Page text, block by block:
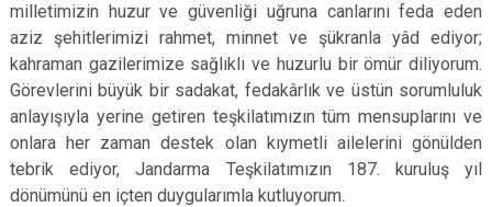
milletimizin huzur ve güvenliği uğruna canlarını feda eden
aziz şehitlerimizi rahmet, minnet ve şükranla yâd ediyor;
kahraman gazilerimize sağlıklı ve huzurlu bir ömür diliyorum.
Görevlerini büyük bir sadakat, fedakârlık ve üstün sorumluluk
anlayışıyla yerine getiren teşkilatımızın tüm mensuplarını ve
onlara her zaman destek olan kıymetli ailelerini gönülden
tebrik ediyor, Jandarma Teşkilatımızın 187. kuruluş yıl
dönümünü en içten duygularımla kutluyorum.